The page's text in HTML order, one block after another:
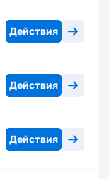
Действия
Действия
Действия